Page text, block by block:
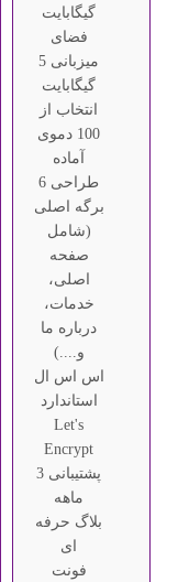
گیگابایت
فضای
میزبانی 5
گیگابایت
انتخاب از
100 دموی
آماده
طراحی 6
برگه اصلی
(شامل
صفحه
اصلی،
خدمات،
درباره ما
و....)
اس اس ال
استاندارد
Let's
Encrypt
پشتیبانی 3
ماهه
بلاگ حرفه
ای
فونت